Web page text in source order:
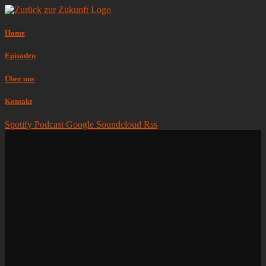
Home
Episoden
Über uns
Kontakt
Spotify Podcast Google Soundcloud Rss